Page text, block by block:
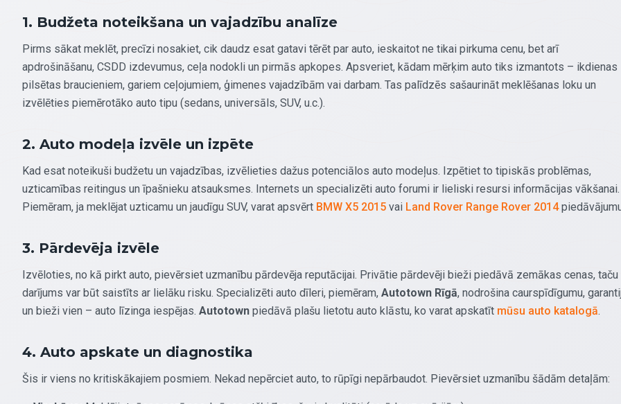
1. Budžeta noteikšana un vajadzību analīze
Pirms sākat meklēt, precīzi nosakiet, cik daudz esat gatavi tērēt par auto, ieskaitot ne tikai pirkuma cenu, bet arī
apdrošināšanu, CSDD izdevumus, ceļa nodokli un pirmās apkopes. Apsveriet, kādam mērķim auto tiks izmantots – ikdienas
pilsētas braucieniem, gariem ceļojumiem, ģimenes vajadzībām vai darbam. Tas palīdzēs sašaurināt meklēšanas loku un
izvēlēties piemērotāko auto tipu (sedans, universāls, SUV, u.c.).
2. Auto modeļa izvēle un izpēte
Kad esat noteikuši budžetu un vajadzības, izvēlieties dažus potenciālos auto modeļus. Izpētiet to tipiskās problēmas,
uzticamības reitingus un īpašnieku atsauksmes. Internets un specializēti auto forumi ir lieliski resursi informācijas vākšanai.
Piemēram, ja meklējat uzticamu un jaudīgu SUV, varat apsvērt BMW X5 2015 vai Land Rover Range Rover 2014
3. Pārdevēja izvēle
Izvēloties, no kā pirkt auto, pievērsiet uzmanību pārdevēja reputācijai. Privātie pārdevēji bieži piedāvā zemākas cenas, taču
darījums var būt saistīts ar lielāku risku. Specializēti auto dīleri, piemēram, Autotown Rīgā, nodrošina caurspīdīgumu,
un bieži vien – auto līzinga iespējas. Autotown piedāvā plašu lietotu auto klāstu, ko varat apskatīt mūsu auto katalogā.
4. Auto apskate un diagnostika
Šis ir viens no kritiskākajiem posmiem. Nekad nepērciet auto, to rūpīgi nepārbaudot. Pievērsiet uzmanību šādām detaļām: